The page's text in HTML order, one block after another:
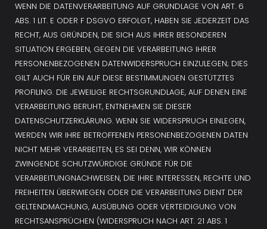
WENN DIE DATENVERARBEITUNG AUF GRUNDLAGE VON ART. 6
ABS. 1 LIT. E ODER F DSGVO ERFOLGT, HABEN SIE JEDERZEIT DAS
RECHT, AUS GRÜNDEN, DIE SICH AUS IHRER BESONDEREN
SITUATION ERGEBEN, GEGEN DIE VERARBEITUNG IHRER
PERSONENBEZOGENEN DATENWIDERSPRUCH EINZULEGEN; DIES
GILT AUCH FÜR EIN AUF DIESE BESTIMMUNGEN GESTÜTZTES
PROFILING. DIE JEWEILIGE RECHTSGRUNDLAGE, AUF DENEN EINE
VERARBEITUNG BERUHT, ENTNEHMEN SIE DIESER
DATENSCHUTZERKLÄRUNG. WENN SIE WIDERSPRUCH EINLEGEN,
WERDEN WIR IHRE BETROFFENEN PERSONENBEZOGENEN DATEN
NICHT MEHR VERARBEITEN, ES SEI DENN, WIR KÖNNEN
ZWINGENDE SCHUTZWÜRDIGE GRÜNDE FÜR DIE
VERARBEITUNGNACHWEISEN, DIE IHRE INTERESSEN, RECHTE UND
FREIHEITEN ÜBERWIEGEN ODER DIE VERARBEITUNG DIENT DER
GELTENDMACHUNG, AUSÜBUNG ODER VERTEIDIGUNG VON
RECHTSANSPRÜCHEN (WIDERSPRUCH NACH ART. 21 ABS. 1